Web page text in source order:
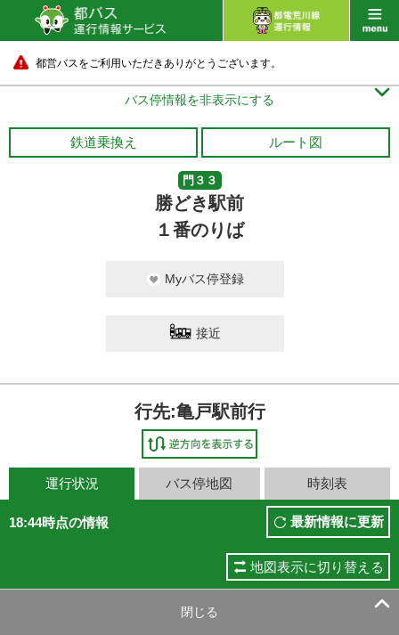
都営バスをご利用いただきありがとうございます。
バス停情報を非表示にする 
鉄道乗換え ルート図
門３３
勝どき駅前
１番のりば
Myバス停登録
接近
行先:亀戸駅前行
運行状況 バス停地図 時刻表
18:44時点の情報 最新情報に更新
地図表示に切り替える
閉じる 